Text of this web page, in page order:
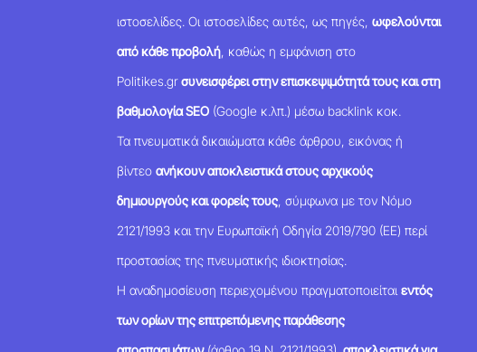
ιστοσελίδες. Οι ιστοσελίδες αυτές, ως πηγές,ωφελούνται
από κάθε προβολή , καθώς η εμφάνιση στο
Politikes.grσυνεισφέρει στην επισκεψιμότητά τους και στη
βαθμολογία SEO (Google κ.λπ.) μέσω backlink κοκ.
Τα πνευματικά δικαιώματα κάθε άρθρου, εικόνας ή
βίντεοανήκουν αποκλειστικά στους αρχικούς
δημιουργούς και φορείς τους , σύμφωνα με τον Νόμο
2121/1993 και την Ευρωπαϊκή Οδηγία 2019/790 (ΕΕ) περί
προστασίας της πνευματικής ιδιοκτησίας.
Η αναδημοσίευση περιεχομένου πραγματοποιείταιεντός
των ορίων της επιτρεπόμενης παράθεσης